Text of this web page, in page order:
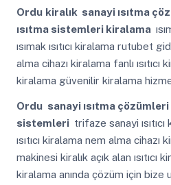
Ordu kiralık sanayi ısıtma
ısıtma sistemleri kiralama
ısımak ısıtıcı kiralama rutubet
alma cihazı kiralama fanlı ısıtıcı
kiralama güvenilir kiralama
Ordu sanayi ısıtma
sistemleri trifaze sanayi
ısıtıcı kiralama nem alma
makinesi kiralık açık alan ısıtıcı
kiralama anında çözüm için bize